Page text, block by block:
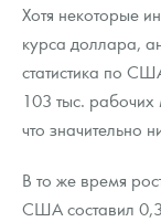
Хотя некоторые
курса доллара,
статистика по
103 тыс. рабочих
что значительно
В то же время
США составил